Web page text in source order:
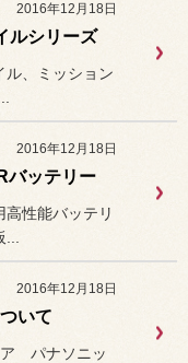
2016年12月18日
ルシリーズ
ル、ミッション
2016年12月18日
ッテリー
性能バッテリ
2016年12月18日
いて
パナソニッ